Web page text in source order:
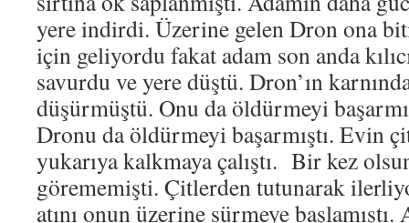
yere indirdi. Üzerine gelen Dron ona
için geliyordu fakat adam son anda
savurdu ve yere düştü. Dron’ın
düşürmüştü. Onu da öldürmeyi
Dronu da öldürmeyi başarmıştı. Evin
yukarıya kalkmaya çalıştı. Bir kez
görememişti. Çitlerden tutunarak
atını onun üzerine sürmeye başlamıştı.